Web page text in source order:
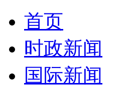
首页
时政新闻
国际新闻